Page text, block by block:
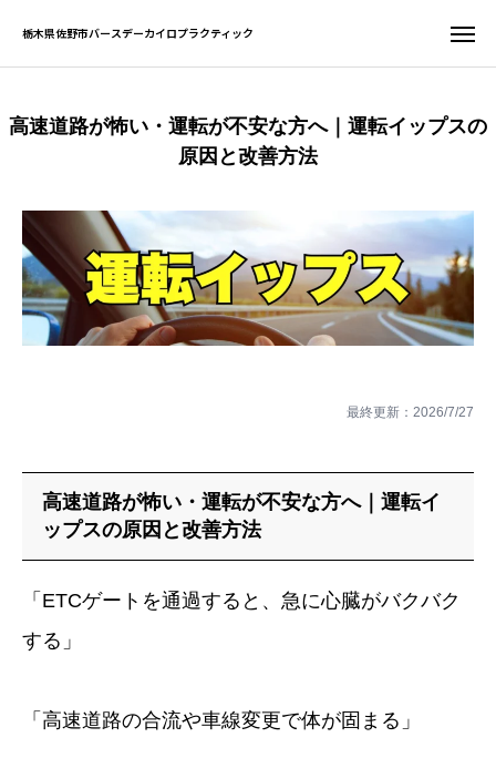
栃木県佐野市バースデーカイロプラクティック
高速道路が怖い・運転が不安な方へ｜運転イップスの
原因と改善方法
最終更新： 2026/7/27
高速道路が怖い・運転が不安な方へ｜運転イ
ップスの原因と改善方法
「ETCゲートを通過すると、急に心臓がバクバク
する」
「高速道路の合流や車線変更で体が固まる」
栃木県佐野市バースデーカイロプラクティック
お問い合わせ
サイト一覧
ホーム
症例・喜びの声
ブログ